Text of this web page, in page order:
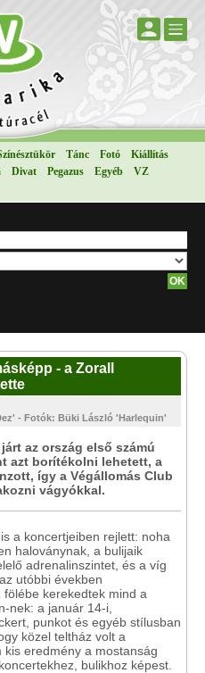
Tánc Fotó
Kiállítás
Divat Pegazus Egyéb
VZ
- a Zorall
- Fotók: Büki László 'Harlequin'
az ország első számú
azt borítékolni lehetett, a
így a Végállomás Club
vágyókkal.
a koncertjeiben rejlett: noha
haloványnak, a bulijaik
adrenalinszintet, és a víg
utóbbi években
kerekedtek mind a
nek: a január 14-i,
punkot és egyéb stílusban
közel teltház volt a
eredmény a mostanság
bulikhoz képest.